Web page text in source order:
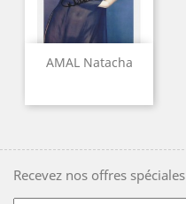
AMAL Natacha
Recevez nos offres spéciales